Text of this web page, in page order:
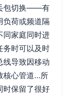
包切换——有
负荷或频道隔
同家庭同时进
务时可以及时
线导致因移动
核心管道…所
时保留了很好